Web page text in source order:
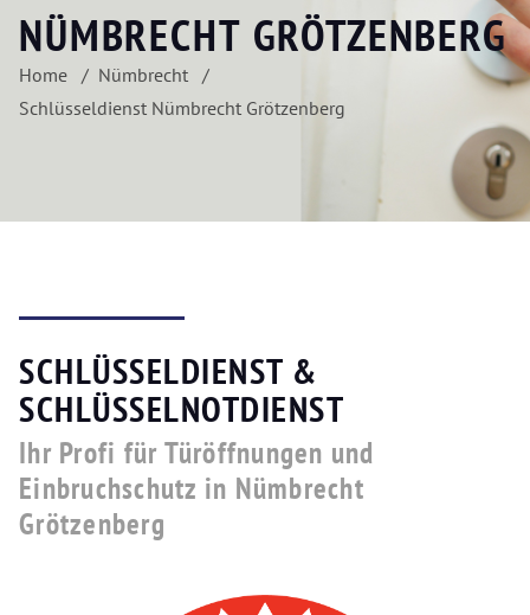
NÜMBRECHT GRÖTZENBERG
Home
Nümbrecht
Schlüsseldienst Nümbrecht Grötzenberg
SCHLÜSSELDIENST &
SCHLÜSSELNOTDIENST
Ihr Profi für Türöffnungen und
Einbruchschutz in Nümbrecht
Grötzenberg